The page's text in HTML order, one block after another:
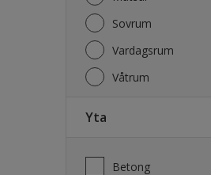
Sovrum
Vardagsrum
Våtrum
Yta
Betong